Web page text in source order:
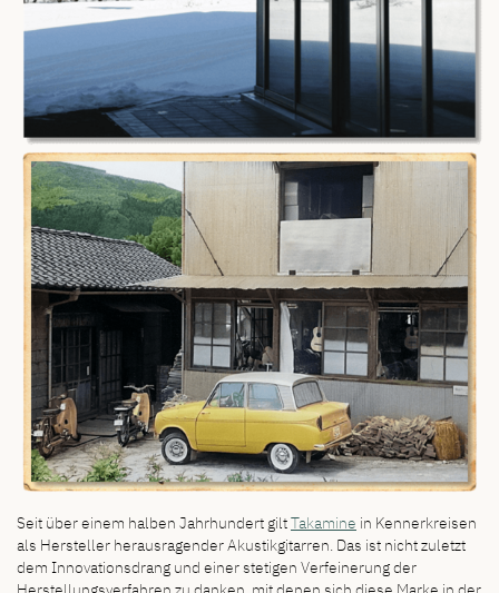
Seit über einem halben Jahrhundert giltTakamine in Kennerkreisen
als Hersteller herausragender Akustikgitarren. Das ist nicht zuletzt
dem Innovationsdrang und einer stetigen Verfeinerung der